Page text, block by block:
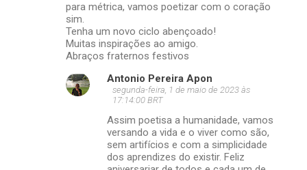
para métrica, vamos poetizar com o coração
sim.
Tenha um novo ciclo abençoado!
Muitas inspirações ao amigo.
Abraços fraternos festivos
Antonio Pereira Apon
segunda-feira, 1 de maio de 2023 às
17:14:00 BRT
Assim poetisa a humanidade, vamos
versando a vida e o viver como são,
sem artifícios e com a simplicidade
dos aprendizes do existir. Feliz